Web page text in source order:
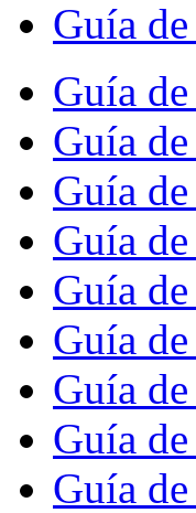
Guía
Guía
Guía
Guía
Guía
Guía
Guía
Guía
Guía
Guía